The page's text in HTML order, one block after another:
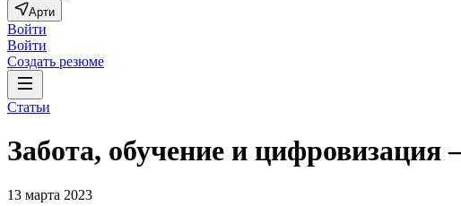
Арти
Войти
Войти
Создать резюме
Статьи
Забота, обучение и
13 марта 2023